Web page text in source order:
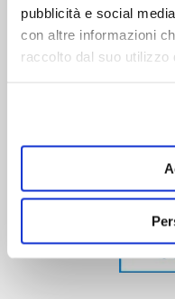
pubblicità e social
con altre informazioni
raccolto dal suo utilizzo